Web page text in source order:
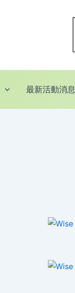
最新活動消息